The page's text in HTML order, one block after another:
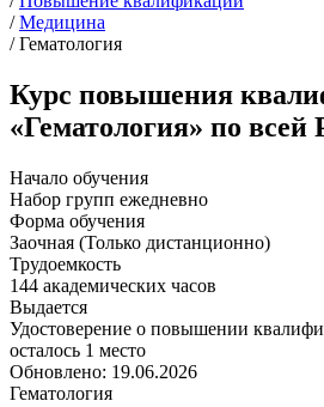
/ Медицина
/ Гематология
Курс повышения
«Гематология» по всей
Начало обучения
Набор групп ежедневно
Форма обучения
Заочная (Только дистанционно)
Трудоемкость
144 академических часов
Выдается
Удостоверение о повышении
осталось 1 место
Обновлено: 19.06.2026
Гематология